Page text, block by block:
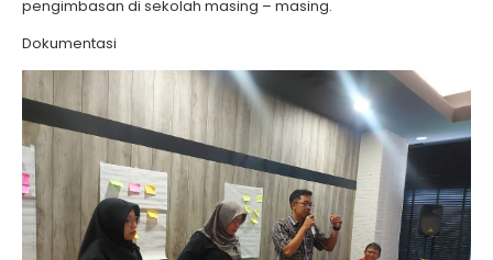
pengimbasan di sekolah masing – masing.
Dokumentasi